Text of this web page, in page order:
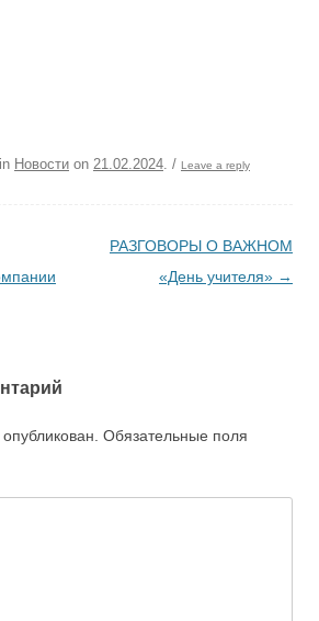
Новости on 21.02.2024 / Leave a reply
РАЗГОВОРЫ О ВАЖНОМ
«День учителя» →
Обязательные поля